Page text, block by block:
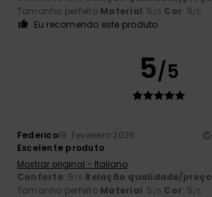
Tamanho perfeito Material: 5 /5 Cor: 5/5
Eu recomendo este produto
5/5
Federico19. Fevereiro 2026
Excelente produto
Mostrar original - Italiano
Conforto: 5 /5 Relação qualidade/preço
Tamanho perfeito Material: 5 /5 Cor: 5/5